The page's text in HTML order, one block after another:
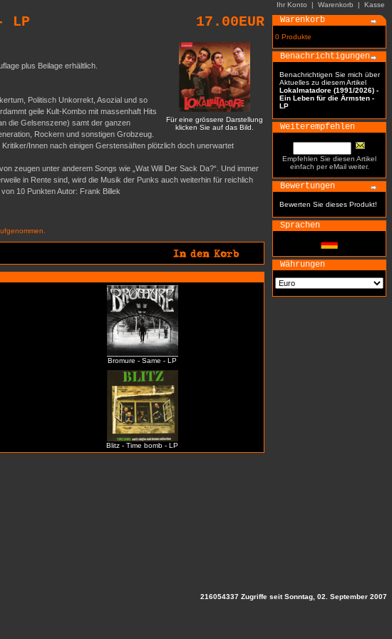
Ihr Konto | Warenkorb | Kasse
LP 17.00EUR
Für eine grössere Darstellung
klicken Sie auf das Bild.
plus Beilage erhältlich.
Politisch Unkorrekt, Asozial und so
geile Kult-Kombo mit massenhaft Hits
die Gelsenszene) samt der ganzen
Rockern und sonstigen Grobzeug.
Innen nach einigen Gerstensäften plötzlich doch unerwartet
zeugen unter anderem Songs wie „Wat Will Der Sack Da?“. Und immer
in Rente sind, wird die Musik der Punks auch weiterhin für reichlich
10 Punkten Autor: Frank Billek
Bromure - Same - LP
Blitz - Time bomb - LP
Warenkorb
0 Produkte
Benachrichtigungen
Benachrichtigen Sie mich über
Aktuelles zu diesem Artikel
Lokalmatadore (1991/2026) -
Ein Leben für die Ärmsten -
LP
Weiterempfehlen
Empfehlen Sie diesen Artikel
einfach per eMail weiter.
Bewertungen
Bewerten Sie dieses Produkt!
Sprachen
Währungen
216054337 Zugriffe seit Sonntag, 02. September 2007